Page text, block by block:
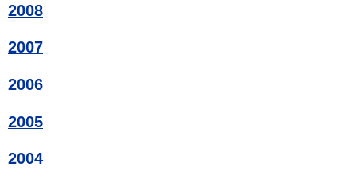
2008
2007
2006
2005
2004